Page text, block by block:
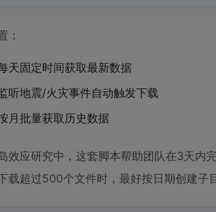
：
天固定时间获取最新数据
听地震/火灾事件自动触发下载
月批量获取历史数据
效应研究中，这套脚本帮助团队在3天内
载超过500个文件时，最好按日期创建子